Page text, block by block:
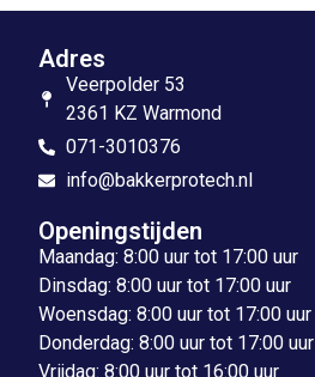
Adres
Veerpolder 53
2361 KZ Warmond
071-3010376
info@bakkerprotech.nl
Openingstijden
Maandag: 8:00 uur tot 17:00 uur
Dinsdag: 8:00 uur tot 17:00 uur
Woensdag: 8:00 uur tot 17:00 uur
Donderdag: 8:00 uur tot 17:00 uur
Vrijdag: 8:00 uur tot 16:00 uur